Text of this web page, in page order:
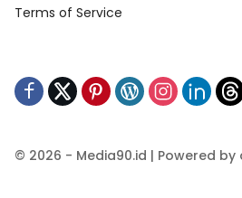
Terms of Service
© 2026 - Media90.id | Powered by